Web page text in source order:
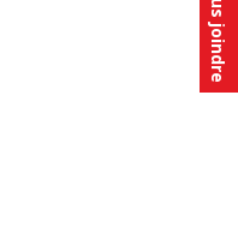
Nous joindre